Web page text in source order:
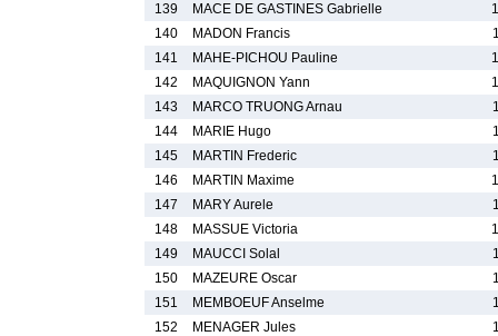
139
MACE DE GASTINES Gabrielle
140
MADON Francis
141
MAHE-PICHOU Pauline
142
MAQUIGNON Yann
143
MARCO TRUONG Arnau
144
MARIE Hugo
145
MARTIN Frederic
146
MARTIN Maxime
147
MARY Aurele
148
MASSUE Victoria
149
MAUCCI Solal
150
MAZEURE Oscar
151
MEMBOEUF Anselme
152
MENAGER Jules